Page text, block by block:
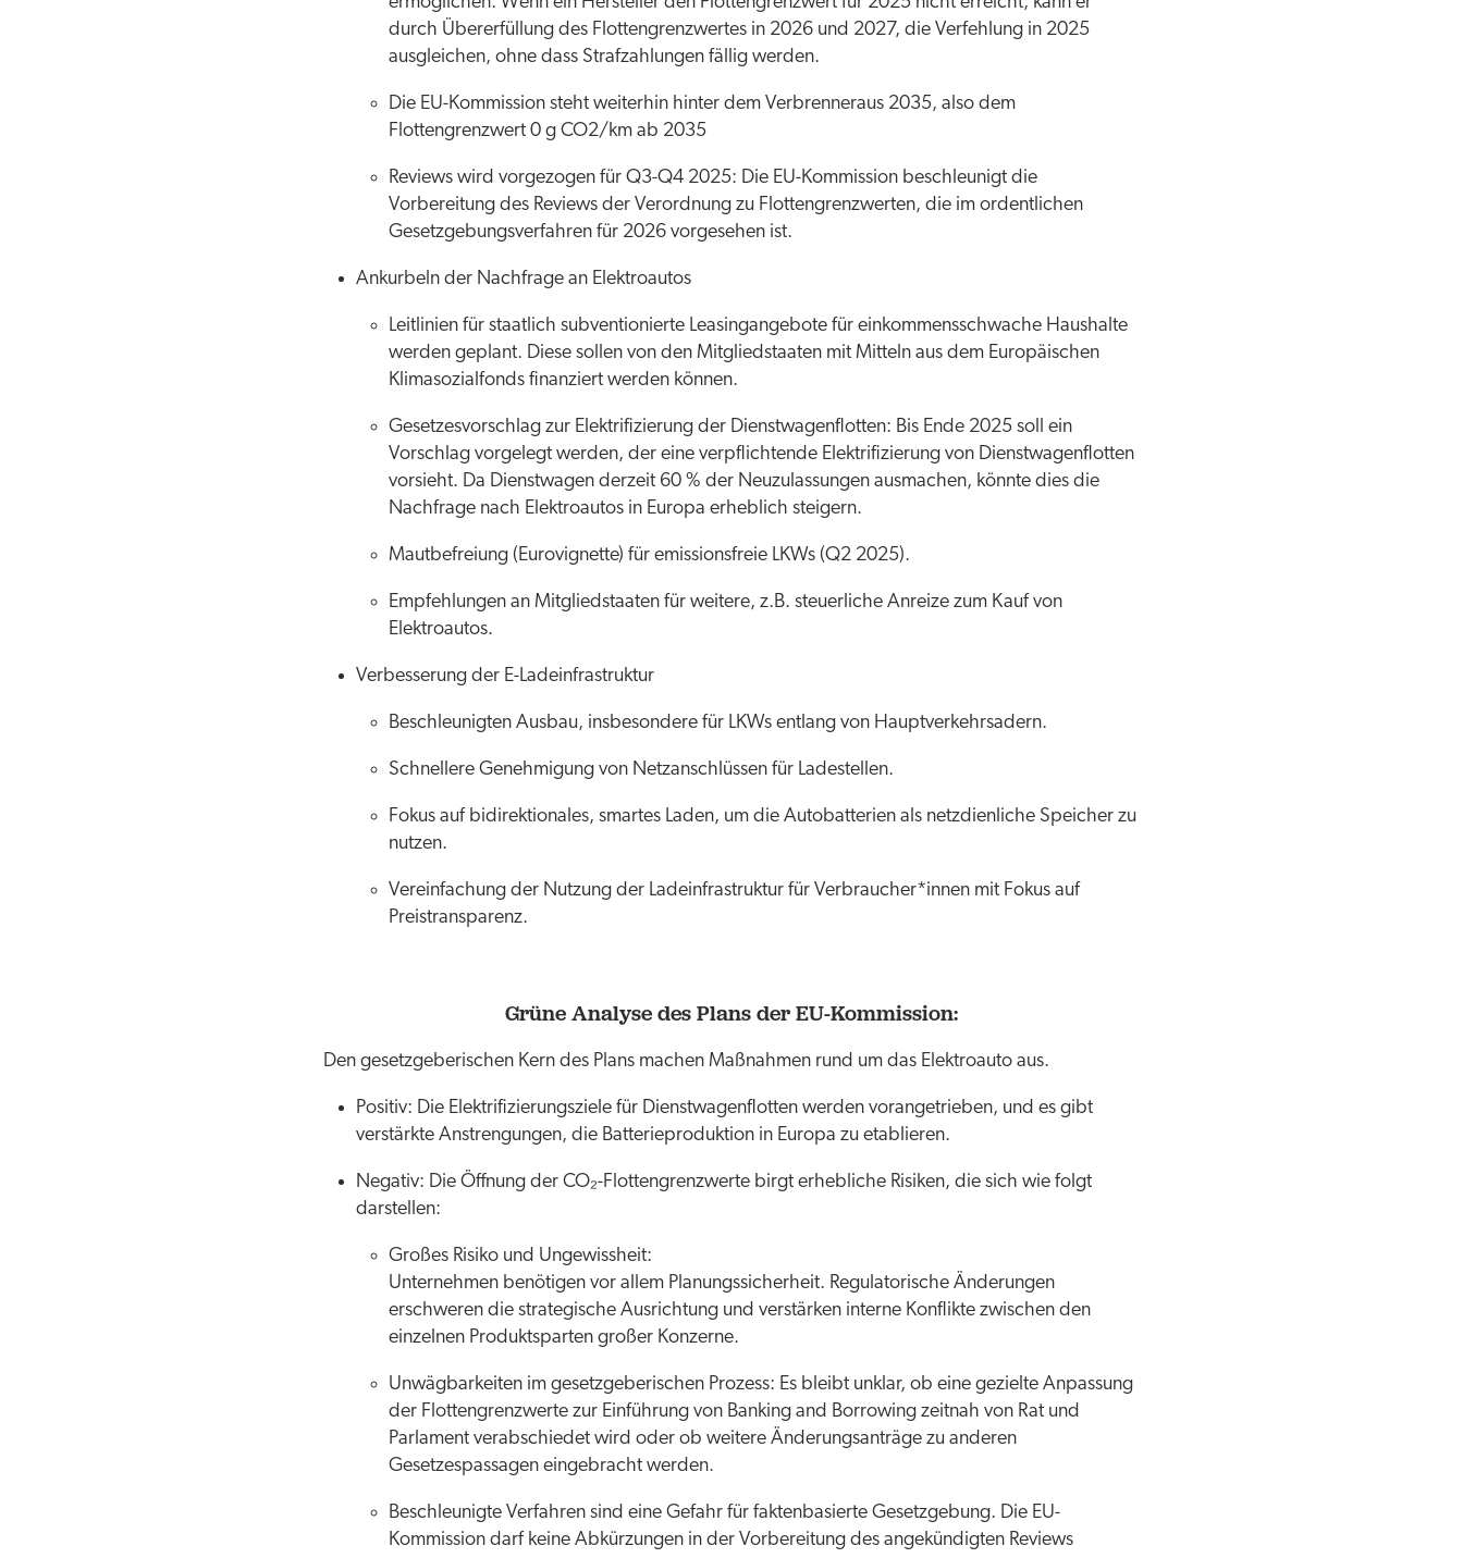
durch Übererfüllung des Flottengrenzwertes in 2026 und 2027, die Verfehlung in 2025
ausgleichen, ohne dass Strafzahlungen fällig werden.
Die EU-Kommission steht weiterhin hinter dem Verbrenneraus 2035, also dem
Flottengrenzwert 0 g CO2/km ab 2035
Reviews wird vorgezogen für Q3-Q4 2025: Die EU-Kommission beschleunigt die
Vorbereitung des Reviews der Verordnung zu Flottengrenzwerten, die im ordentlichen
Gesetzgebungsverfahren für 2026 vorgesehen ist.
Ankurbeln der Nachfrage an Elektroautos
Leitlinien für staatlich subventionierte Leasingangebote für einkommensschwache Haushalte
werden geplant. Diese sollen von den Mitgliedstaaten mit Mitteln aus dem Europäischen
Klimasozialfonds finanziert werden können.
Gesetzesvorschlag zur Elektrifizierung der Dienstwagenflotten: Bis Ende 2025 soll ein
Vorschlag vorgelegt werden, der eine verpflichtende Elektrifizierung von Dienstwagenflotten
vorsieht. Da Dienstwagen derzeit 60 % der Neuzulassungen ausmachen, könnte dies die
Nachfrage nach Elektroautos in Europa erheblich steigern.
Mautbefreiung (Eurovignette) für emissionsfreie LKWs (Q2 2025).
Empfehlungen an Mitgliedstaaten für weitere, z.B. steuerliche Anreize zum Kauf von
Elektroautos.
Verbesserung der E-Ladeinfrastruktur
Beschleunigten Ausbau, insbesondere für LKWs entlang von Hauptverkehrsadern.
Schnellere Genehmigung von Netzanschlüssen für Ladestellen.
Fokus auf bidirektionales, smartes Laden, um die Autobatterien als netzdienliche Speicher zu
nutzen.
Vereinfachung der Nutzung der Ladeinfrastruktur für Verbraucher*innen mit Fokus auf
Preistransparenz.
Grüne Analyse des Plans der EU-Kommission:
Den gesetzgeberischen Kern des Plans machen Maßnahmen rund um das Elektroauto aus.
Positiv: Die Elektrifizierungsziele für Dienstwagenflotten werden vorangetrieben, und es gibt
verstärkte Anstrengungen, die Batterieproduktion in Europa zu etablieren.
Negativ: Die Öffnung der CO₂-Flottengrenzwerte birgt erhebliche Risiken, die sich wie folgt
darstellen:
Großes Risiko und Ungewissheit:
Unternehmen benötigen vor allem Planungssicherheit. Regulatorische Änderungen
erschweren die strategische Ausrichtung und verstärken interne Konflikte zwischen den
einzelnen Produktsparten großer Konzerne.
Unwägbarkeiten im gesetzgeberischen Prozess: Es bleibt unklar, ob eine gezielte Anpassung
der Flottengrenzwerte zur Einführung von Banking and Borrowing zeitnah von Rat und
Parlament verabschiedet wird oder ob weitere Änderungsanträge zu anderen
Gesetzespassagen eingebracht werden.
Beschleunigte Verfahren sind eine Gefahr für faktenbasierte Gesetzgebung. Die EU-
Kommission darf keine Abkürzungen in der Vorbereitung des angekündigten Reviews